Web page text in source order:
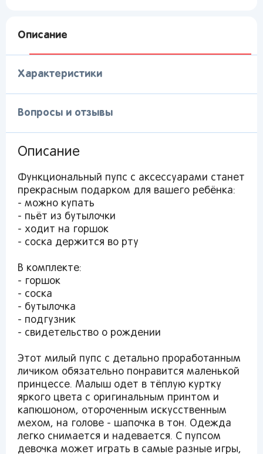
Описание
Характеристики
Вопросы и отзывы
Описание
Функциональный пупс с аксессуарами станет
прекрасным подарком для вашего ребёнка:
- можно купать
- пьёт из бутылочки
- ходит на горшок
- соска держится во рту
В комплекте:
- горшок
- соска
- бутылочка
- подгузник
- свидетельство о рождении
Этот милый пупс с детально проработанным
личиком обязательно понравится маленькой
принцессе. Малыш одет в тёплую куртку
яркого цвета с оригинальным принтом и
капюшоном, отороченным искусственным
мехом, на голове - шапочка в тон. Одежда
легко снимается и надевается. С пупсом
девочка может играть в самые разные игры,